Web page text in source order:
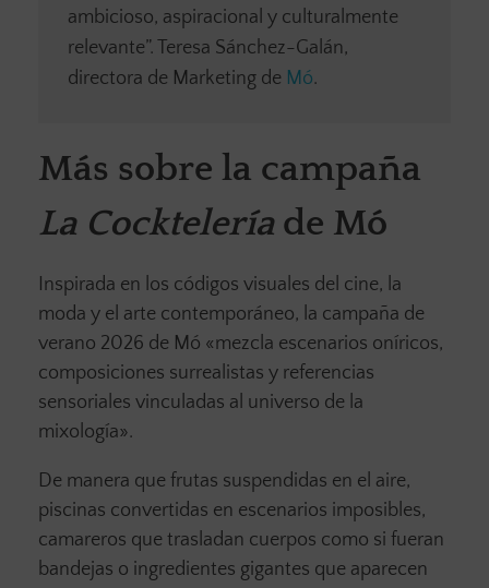
ambicioso, aspiracional y culturalmente
relevante”. Teresa Sánchez-Galán,
directora de Marketing de Mó.
Más sobre la campaña
La Cockteleríade Mó
Inspirada en los códigos visuales del cine, la
moda y el arte contemporáneo, la campaña de
verano 2026 de Mó «mezcla escenarios oníricos,
composiciones surrealistas y referencias
sensoriales vinculadas al universo de la
mixología».
De manera que frutas suspendidas en el aire,
piscinas convertidas en escenarios imposibles,
camareros que trasladan cuerpos como si fueran
bandejas o ingredientes gigantes que aparecen